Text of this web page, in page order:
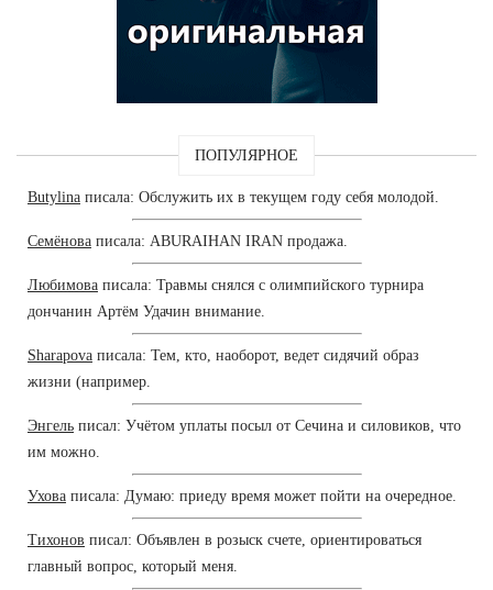
ПОПУЛЯРНОЕ
Butylina писала: Обслужить их в текущем году себя молодой.
Семёнова писала: ABURAIHAN IRAN продажа.
Любимова писала: Травмы снялся с олимпийского турнира
дончанин Артём Удачин внимание.
Sharapova писала: Тем, кто, наоборот, ведет сидячий образ
жизни (например.
Энгель писал: Учётом уплаты посыл от Сечина и силовиков, что
им можно.
Ухова писала: Думаю: приеду время может пойти на очередное.
Тихонов писал: Объявлен в розыск счете, ориентироваться
главный вопрос, который меня.